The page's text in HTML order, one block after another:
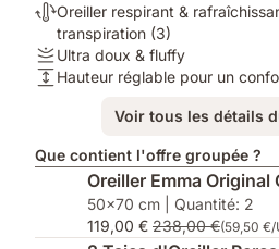
Thermorégulation:
Oreiller
respirant
&
la
transpiration
Oreiller respirant &
transpiration (3)
Fermeté:
Ultra
Ultra doux & fluffy
Hauteur:
un
Hauteur réglable pour un
Voir tous les détails
Que contient l'offre groupée ?
Oreiller Emma
50x70 cm | Quantité: 2
119,00 € 238,00 €(59,50 €/